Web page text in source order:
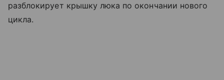
разблокирует крышку люка по окончании нового
цикла.